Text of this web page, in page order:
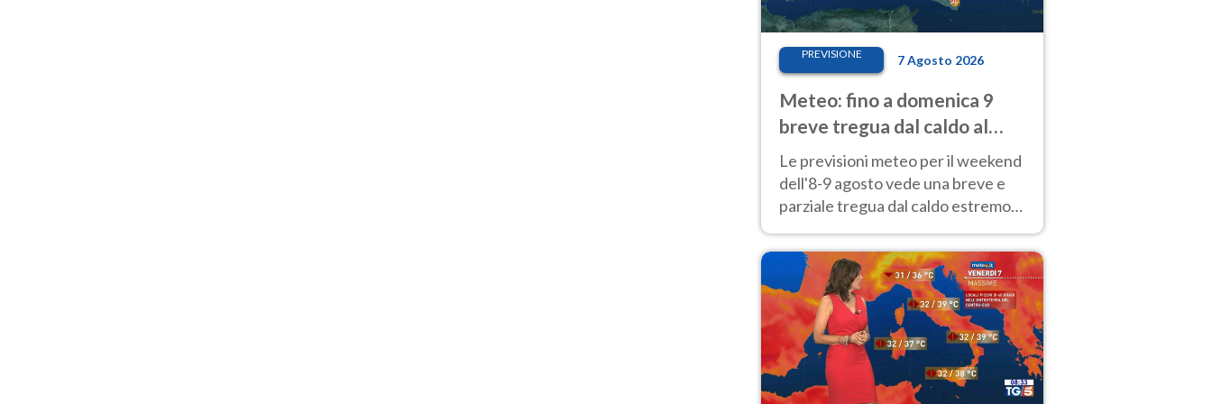
PREVISIONE 7 Agosto 2026
Meteo: fino a domenica 9
breve tregua dal caldo al
Nord! Altrove calura e afa
Le previsioni meteo per il weekend
dell'8-9 agosto vede una breve e
parziale tregua dal caldo estremo
40 gradi.